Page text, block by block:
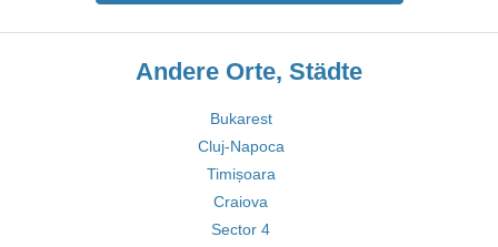
Andere Orte, Städte
Bukarest
Cluj-Napoca
Timișoara
Craiova
Sector 4